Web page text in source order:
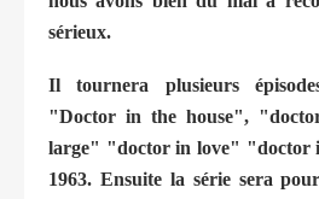
sérieux.
Il tournera plusieurs
"Doctor in the house",
large" "doctor in love" "doctor
1963. Ensuite la série sera